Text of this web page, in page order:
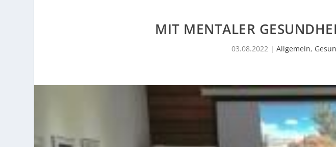
MIT MENTALER
03.08.2022| Allgemein,